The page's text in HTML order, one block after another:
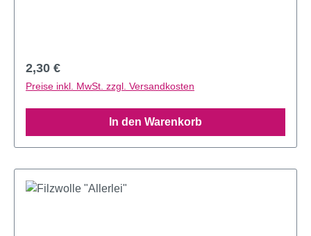
Regulärer Preis:
2,30 €
Preise inkl. MwSt. zzgl. Versandkosten
In den Warenkorb